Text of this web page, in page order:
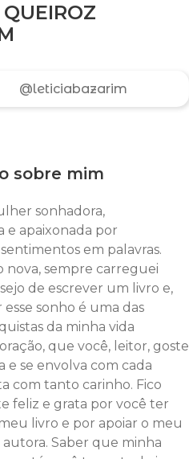
@leticiabazarim
sobre mim
sonhadora,
e apaixonada por
em palavras.
nova, sempre carreguei
de escrever um livro e,
esse sonho é uma das
da minha vida
que você, leitor, goste
e se envolva com cada
com tanto carinho. Fico
feliz e grata por você ter
livro e por apoiar o meu
Saber que minha